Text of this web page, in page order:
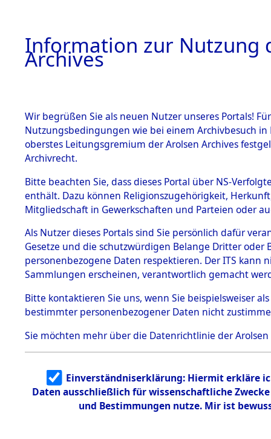
BESTÄNDE
1.
mente
5. Verschiedenes
5.3
Todesmärsche
5.3.1 Alliierte
Erhebungen
zu
Todesmärsch
en
5.3.2
Identifizierun
g
5.3.3
Todesmärsch
Dead -
Branch -
0048
Information zur Nutzung
Archives
Wir begrüßen Sie als neuen Nutzer unseres Portals!
Nutzungsbedingungen wie bei einem Archivbesuch
oberstes Leitungsgremium der Arolsen Archives
Archivrecht.
Bitte beachten Sie, dass dieses Portal über NS-
enthält. Dazu können Religionszugehörigkeit,
Mitgliedschaft in Gewerkschaften und Parteien oder
Als Nutzer dieses Portals sind Sie persönlich dafür
Gesetze und die schutzwürdigen Belange Dritter
personenbezogene Daten respektieren. Der ITS
Sammlungen erscheinen, verantwortlich gemacht
Bitte kontaktieren Sie uns, wenn Sie beispielsweiser
bestimmter personenbezogener Daten nicht
Sie möchten mehr über die Datenrichtlinie der Arolsen
Einverständniserklärung: Hiermit erkläre
Daten ausschließlich für wissenschaftliche
und Bestimmungen nutze. Mir ist